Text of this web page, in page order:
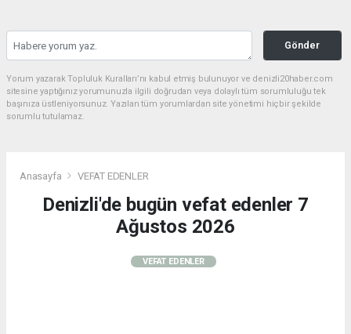
Gönder
Yorum yazarak Topluluk Kuralları’nı kabul etmiş bulunuyor ve denizli20haber.com
sitesine yaptığınız yorumunuzla ilgili doğrudan veya dolaylı tüm sorumluluğu tek
başınıza üstleniyorsunuz. Yazılan tüm yorumlardan site yönetimi hiçbir şekilde
sorumlu tutulamaz.
Anasayfa VEFAT EDENLER
Denizli'de bugün vefat edenler 7
Ağustos 2026
VEFAT EDENLER